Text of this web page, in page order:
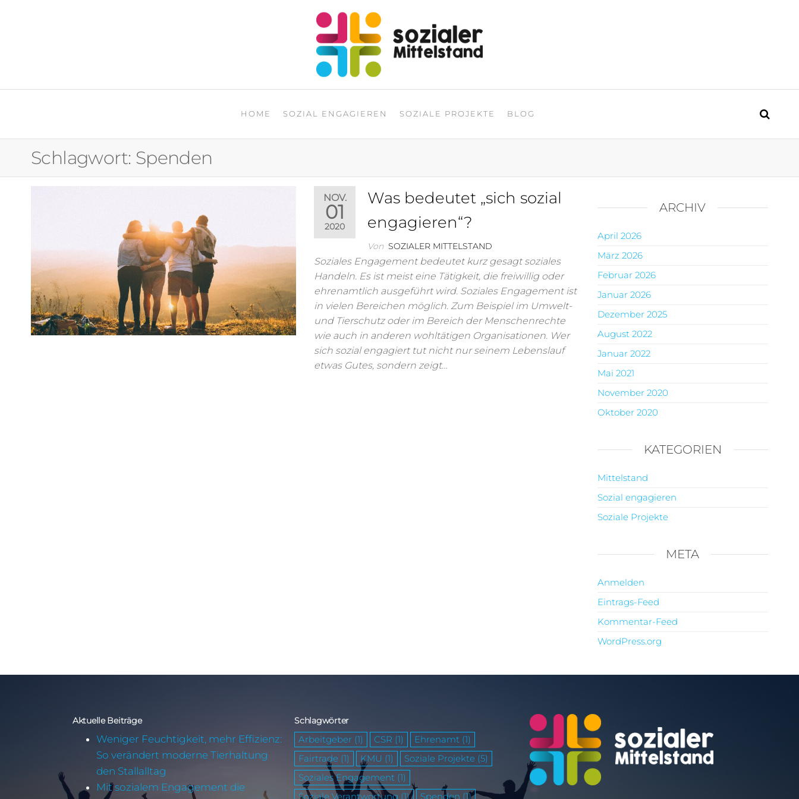
UNTERNEHMEN SOZIAL ENGAGIERT Corporate Social Responsibility
HOME SOZIAL ENGAGIEREN SOZIALE PROJEKTE BLOG
Schlagwort: Spenden
NOV.
01
2020
Was bedeutet „sich sozial
engagieren“?
Von SOZIALER MITTELSTAND
Soziales Engagement bedeutet kurz gesagt soziales
Handeln. Es ist meist eine Tätigkeit, die freiwillig oder
ehrenamtlich ausgeführt wird. Soziales Engagement ist
in vielen Bereichen möglich. Zum Beispiel im Umwelt-
und Tierschutz oder im Bereich der Menschenrechte
wie auch in anderen wohltätigen Organisationen. Wer
sich sozial engagiert tut nicht nur seinem Lebenslauf
etwas Gutes, sondern zeigt…
ARCHIV
April 2026
März 2026
Februar 2026
Januar 2026
Dezember 2025
August 2022
Januar 2022
Mai 2021
November 2020
Oktober 2020
KATEGORIEN
Mittelstand
Sozial engagieren
Soziale Projekte
META
Anmelden
Eintrags-Feed
Kommentar-Feed
WordPress.org
Aktuelle Beiträge
Weniger Feuchtigkeit, mehr Effizienz:
So verändert moderne Tierhaltung
den Stallalltag
Mit sozialem Engagement die
Schlagwörter
Arbeitgeber (1) CSR (1) Ehrenamt (1)
Fairtrade (1) KMU (1) Soziale Projekte (5)
Soziales Engagement (1)
Soziale Verantwortung (1) Spenden (1)